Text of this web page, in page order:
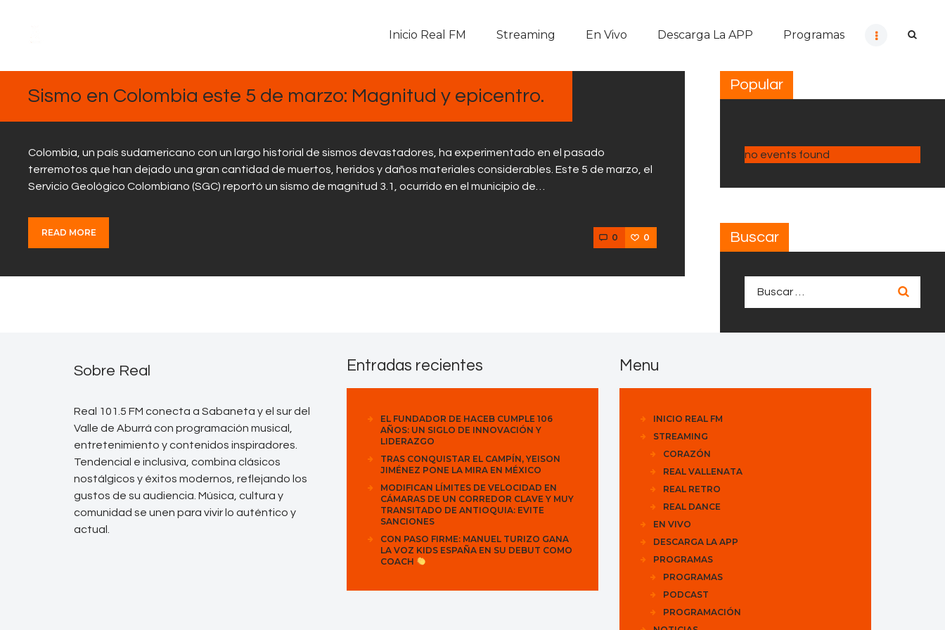
Inicio Real FM Streaming En Vivo Descarga La APP Programas
En Vivo
Programas
Sobre Nosotros
Sismo en Colombia este 5 de marzo: Magnitud y epicentro.
Colombia, un país sudamericano con un largo historial de sismos devastadores, ha experimentado en el pasado
terremotos que han dejado una gran cantidad de muertos, heridos y daños materiales considerables. Este 5 de marzo, el
Servicio Geológico Colombiano (SGC) reportó un sismo de magnitud 3.1, ocurrido en el municipio de…
READ MORE 0 0
Popular
no events found
Buscar
Sobre Real
Real 101.5 FM conecta a Sabaneta y el sur del
Valle de Aburrá con programación musical,
entretenimiento y contenidos inspiradores.
Tendencial e inclusiva, combina clásicos
nostálgicos y éxitos modernos, reflejando los
gustos de su audiencia. Música, cultura y
comunidad se unen para vivir lo auténtico y
actual.
Entradas recientes
EL FUNDADOR DE HACEB CUMPLE 106
AÑOS: UN SIGLO DE INNOVACIÓN Y
LIDERAZGO
TRAS CONQUISTAR EL CAMPÍN, YEISON
JIMÉNEZ PONE LA MIRA EN MÉXICO
MODIFICAN LÍMITES DE VELOCIDAD EN
CÁMARAS DE UN CORREDOR CLAVE Y MUY
TRANSITADO DE ANTIOQUIA: EVITE
SANCIONES
CON PASO FIRME: MANUEL TURIZO GANA
LA VOZ KIDS ESPAÑA EN SU DEBUT COMO
COACH
Menu
INICIO REAL FM
STREAMING
CORAZÓN
REAL VALLENATA
REAL RETRO
REAL DANCE
EN VIVO
DESCARGA LA APP
PROGRAMAS
PROGRAMAS
PODCAST
PROGRAMACIÓN